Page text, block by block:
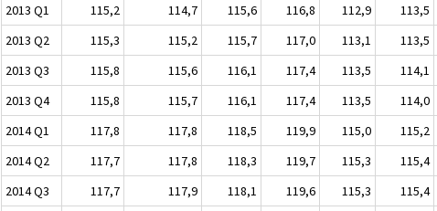
2013 Q1
115,2 114,7 115,6 116,8 112,9 113,5
2013 Q2
115,3 115,2 115,7 117,0 113,1 113,5
2013 Q3
115,8 115,6 116,1 117,4 113,5 114,1
2013 Q4
115,8 115,7 116,1 117,4 113,5 114,0
2014 Q1
117,8 117,8 118,5 119,9 115,0 115,2
2014 Q2
117,7 117,8 118,3 119,7 115,3 115,4
2014 Q3
117,7 117,9 118,1 119,6 115,3 115,4